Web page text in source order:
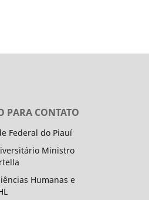
PARA CONTATO
Federal do Piauí
Ministro
Humanas e